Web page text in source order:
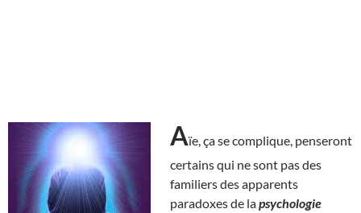
Aïe, ça se complique, penseront
certains qui ne sont pas des
familiers des apparents
paradoxes de lapsychologie